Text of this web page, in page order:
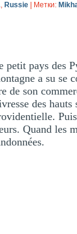
, Russie Метки:
petit pays des
a su se
de son
des
Quand les